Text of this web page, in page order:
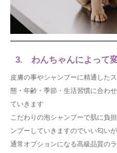
3. わんちゃんによって
皮膚の事やシャンプーに精通した
態・年齢・季節・生活習慣に合わ
ていきます
こだわりの泡シャンプーで肌に負
ンプーしていきますのでいい匂い
通常オプションになる高級品質の